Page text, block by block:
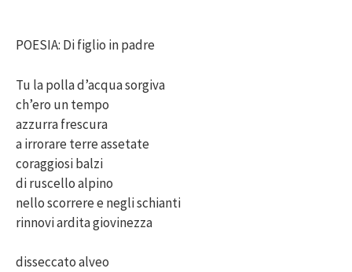
POESIA: Di figlio in padre
Tu la polla d’acqua sorgiva
ch’ero un tempo
azzurra frescura
a irrorare terre assetate
coraggiosi balzi
di ruscello alpino
nello scorrere e negli schianti
rinnovi ardita giovinezza
disseccato alveo